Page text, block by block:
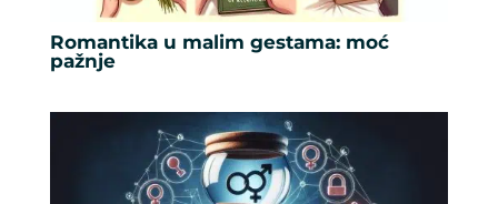
Romantika u malim gestama: moć
pažnje